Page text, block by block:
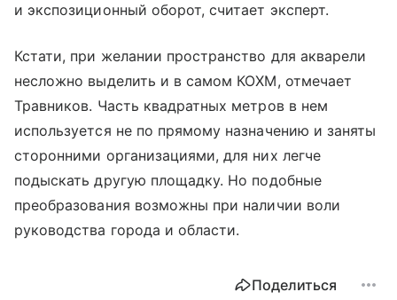
и экспозиционный оборот, считает эксперт.
Кстати, при желании пространство для акварели
несложно выделить и в самом КОХМ, отмечает
Травников. Часть квадратных метров в нем
используется не по прямому назначению и заняты
сторонними организациями, для них легче
подыскать другую площадку. Но подобные
преобразования возможны при наличии воли
руководства города и области.
Поделиться